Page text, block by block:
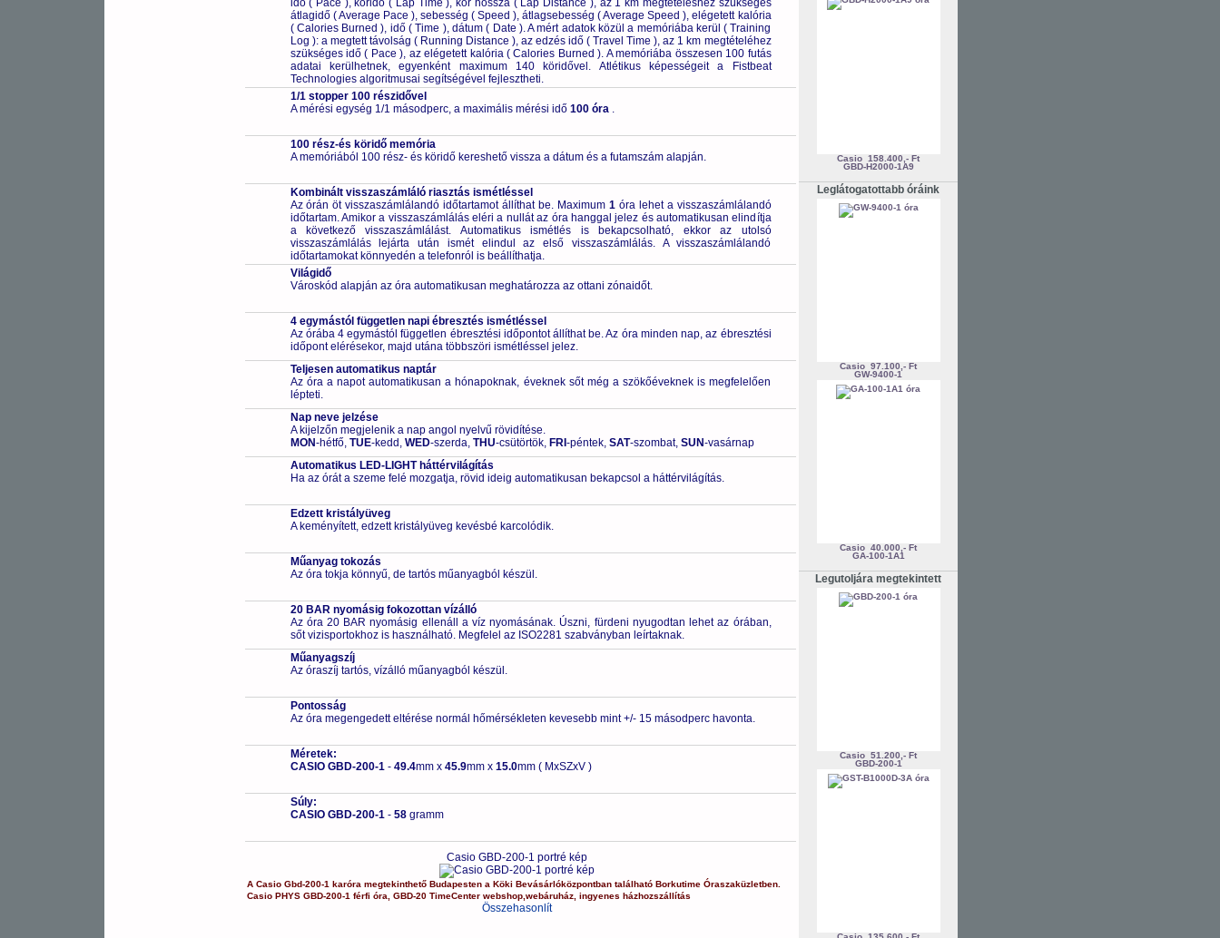
idő ( Pace ), köridő ( Lap Time ), kör hossza ( Lap Distance ), az 1 km megtételéshez szükséges
átlagidő ( Average Pace ), sebesség ( Speed ), átlagsebesség ( Average Speed ), elégetett kalória
( Calories Burned ), idő ( Time ), dátum ( Date ). A mért adatok közül a memóriába kerül ( Training
Log ): a megtett távolság ( Running Distance ), az edzés idő ( Travel Time ), az 1 km megtételéhez
szükséges idő ( Pace ), az elégetett kalória ( Calories Burned ). A memóriába összesen 100 futás
adatai kerülhetnek, egyenként maximum 140 köridővel. Atlétikus képességeit a Fistbeat
Technologies algoritmusai segítségével fejlesztheti.
1/1 stopper 100 részidővel
A mérési egység 1/1 másodperc, a maximális mérési idő 100 óra .
100 rész-és köridő memória
A memóriából 100 rész- és köridő kereshető vissza a dátum és a futamszám alapján.
Kombinált visszaszámláló riasztás ismétléssel
Az órán öt visszaszámlálandó időtartamot állíthat be. Maximum 1óra lehet a visszaszámlálandó
időtartam. Amikor a visszaszámlálás eléri a nullát az óra hanggal jelez és automatikusan elindítja
a következő visszaszámlálást. Automatikus ismétlés is bekapcsolható, ekkor az utolsó
visszaszámlálás lejárta után ismét elindul az első visszaszámlálás. A visszaszámlálandó
időtartamokat könnyedén a telefonról is beállíthatja.
Világidő
Városkód alapján az óra automatikusan meghatározza az ottani zónaidőt.
4 egymástól független napi ébresztés ismétléssel
Az órába 4 egymástól független ébresztési időpontot állíthat be. Az óra minden nap, az ébresztési
időpont elérésekor, majd utána többszöri ismétléssel jelez.
Teljesen automatikus naptár
Az óra a napot automatikusan a hónapoknak, éveknek sőt még a szökőéveknek is megfelelően
lépteti.
Nap neve jelzése
A kijelzőn megjelenik a nap angol nyelvű rövidítése.
MON-hétfő, TUE-kedd, WED-szerda, THU-csütörtök, FRI -péntek, SAT-szombat, SUN-vasárnap
Automatikus LED-LIGHT háttérvilágítás
Ha az órát a szeme felé mozgatja, rövid ideig automatikusan bekapcsol a háttérvilágítás.
Edzett kristályüveg
A keményített, edzett kristályüveg kevésbé karcolódik.
Műanyag tokozás
Az óra tokja könnyű, de tartós műanyagból készül.
20 BAR nyomásig fokozottan vízálló
Az óra 20 BAR nyomásig ellenáll a víz nyomásának. Úszni, fürdeni nyugodtan lehet az órában,
sőt vizisportokhoz is használható. Megfelel az ISO2281 szabványban leírtaknak.
Műanyagszíj
Az óraszíj tartós, vízálló műanyagból készül.
Pontosság
Az óra megengedett eltérése normál hőmérsékleten kevesebb mint +/- 15 másodperc havonta.
Méretek:
CASIO GBD-200-1- 49.4mm x 45.9mm x 15.0mm ( MxSZxV )
Súly:
CASIO GBD-200-1- 58 gramm
Casio GBD-200-1 portré kép
A Casio Gbd-200-1 karóra megtekinthető Budapesten a Köki Bevásárlóközpontbantalálható Borkutime Óraszaküzletben.
Casio PHYS GBD-200-1 férfi óra GBD-20 TimeCenter webshop, webáruház, ingyenes házhozszállítás
Összehasonlít
Casio 158.400,- Ft
GBD-H2000-1A9
Leglátogatottabb óráink
Casio 97.100,- Ft
GW-9400-1
Casio 40.000,- Ft
GA-100-1A1
Legutoljára megtekintett
Casio 51.200,- Ft
GBD-200-1